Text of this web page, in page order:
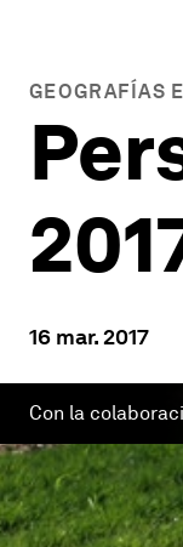
GEOGRAFÍAS
16 mar. 2017
Con la